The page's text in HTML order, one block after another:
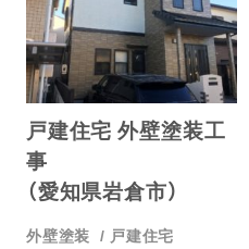
戸建住宅 外壁塗装工
事
（愛知県岩倉市）
外壁塗装 戸建住宅